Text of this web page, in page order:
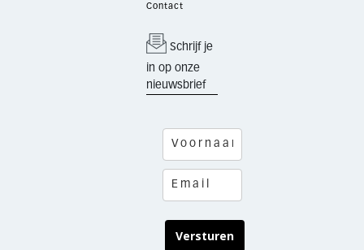
Contact
Schrijf je
in op onze
nieuwsbrief
Versturen